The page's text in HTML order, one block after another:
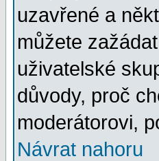
uzavřené a
můžete
uživatelské
důvody, proč
moderátorovi,
Návrat nahoru